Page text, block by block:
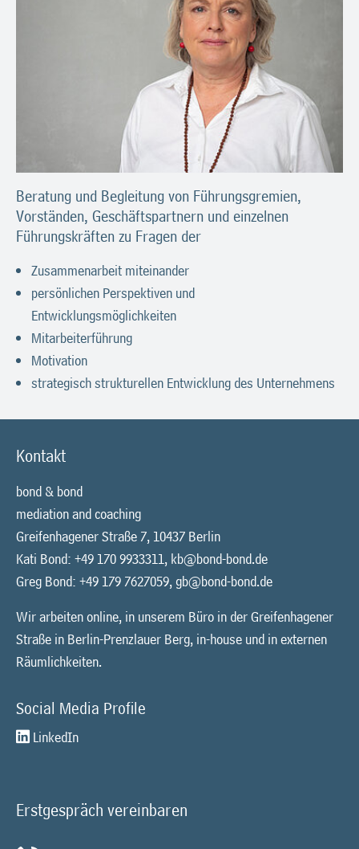
Beratung und Begleitung von Führungsgremien,
Vorständen, Geschäftspartnern und einzelnen
Führungskräften zu Fragen der
Zusammenarbeit miteinander
persönlichen Perspektiven und
Entwicklungsmöglichkeiten
Mitarbeiterführung
Motivation
strategisch strukturellen Entwicklung des Unternehmens
Kontakt
bond & bond
mediation and coaching
Greifenhagener Straße 7, 10437 Berlin
Kati Bond: +49 170 9933311, kb@bond-bond.de
Greg Bond: +49 179 7627059, gb@bond-bond.de
Wir arbeiten online, in unserem Büro in der Greifenhagener
Straße in Berlin-Prenzlauer Berg, in-house und in externen
Räumlichkeiten.
Social Media Profile
LinkedIn
Erstgespräch vereinbaren